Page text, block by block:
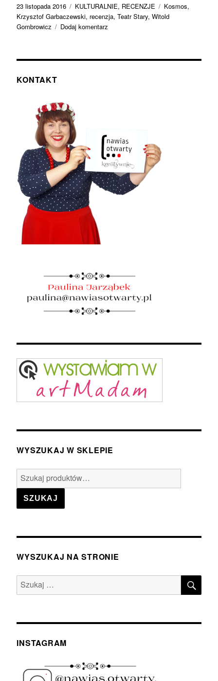
Data
publikacji
23 listopada 2016 Kategorie
KULTURALNIE, RECENZJE Tagi
Kosmos,
Krzysztof Garbaczewski, recenzja,Teatr Stary,Witold
Gombrowicz
Dodaj komentarz
Garbaczewskiego:
KONTAKT
WYSZUKAJ W SKLEPIE
Szukaj:
SZUKAJ
WYSZUKAJ NA STRONIE
Szukaj:
INSTAGRAM